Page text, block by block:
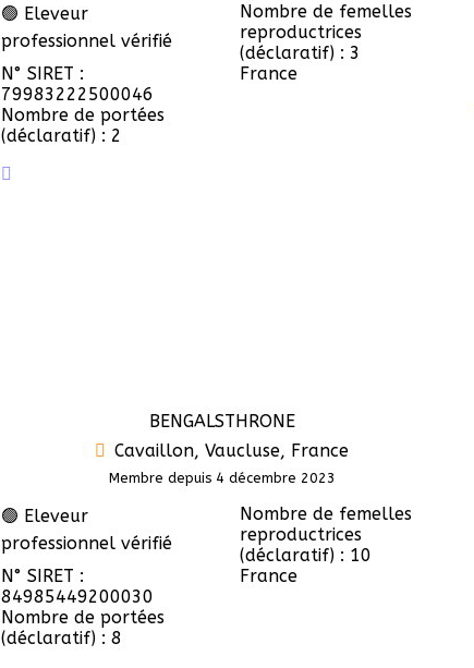
🟢 Eleveur
professionnel vérifié
Nombre de femelles
reproductrices
(déclaratif) : 3
N° SIRET :
79983222500046
France
Nombre de portées
(déclaratif) : 2
BENGALSTHRONE
Cavaillon, Vaucluse, France
Membre depuis 4 décembre 2023
🟢 Eleveur
professionnel vérifié
Nombre de femelles
reproductrices
(déclaratif) : 10
N° SIRET :
84985449200030
France
Nombre de portées
(déclaratif) : 8